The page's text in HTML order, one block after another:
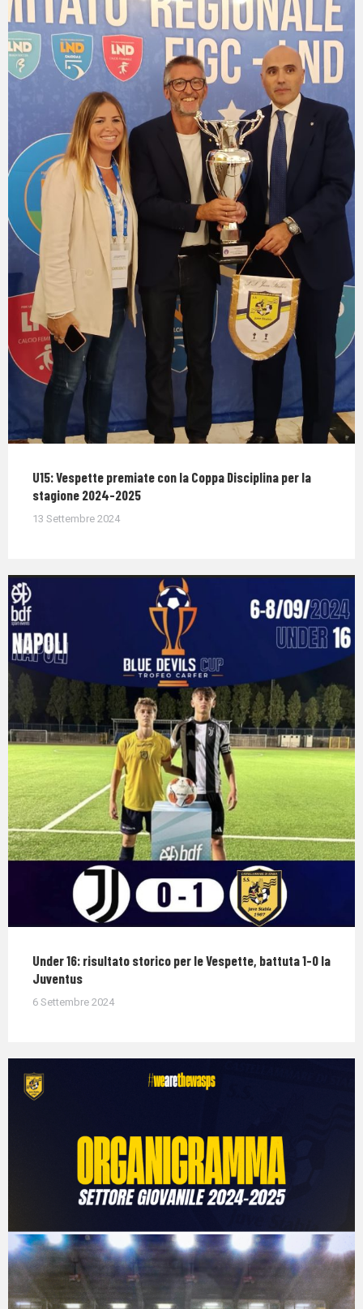
U15: Vespette premiate con la Coppa Disciplina per la
stagione 2024-2025
13 Settembre 2024
Under 16: risultato storico per le Vespette, battuta 1-0 la
Juventus
6 Settembre 2024